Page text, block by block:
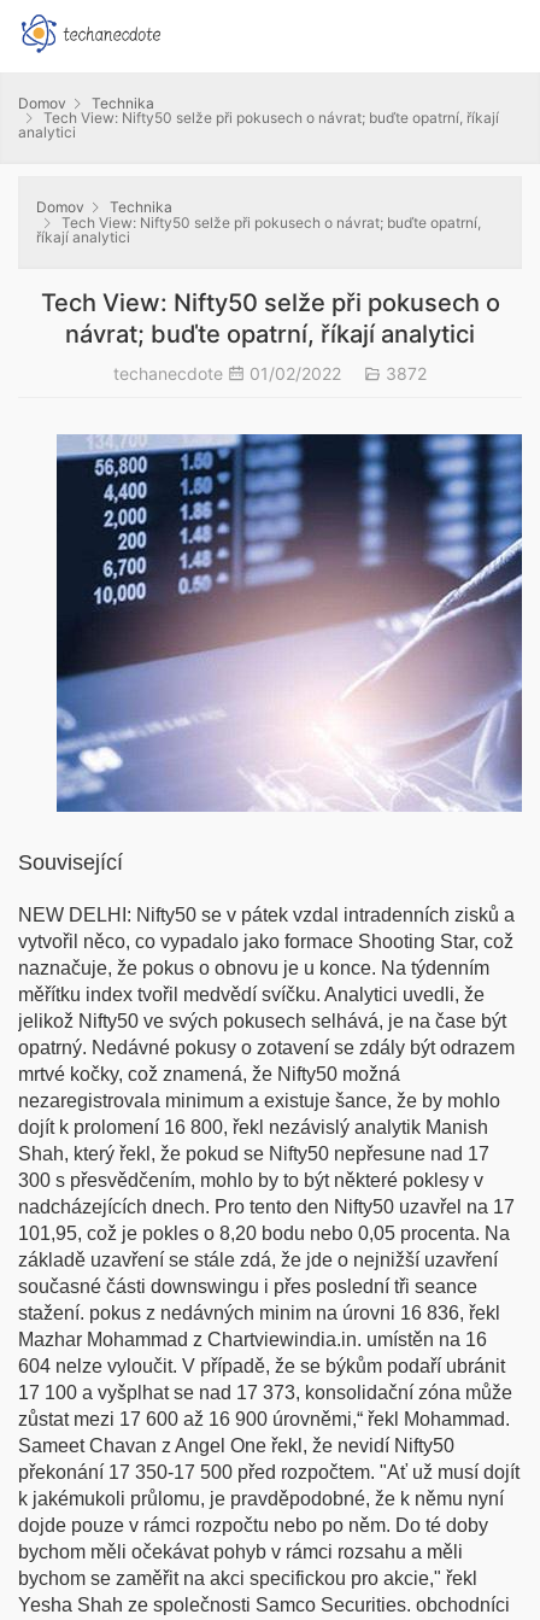
Domov
Technika
Tech View: Nifty50 selže při pokusech o návrat; buďte opatrní, říkají
analytici
Domov
Technika
Tech View: Nifty50 selže při pokusech o návrat; buďte opatrní,
říkají analytici
Tech View: Nifty50 selže při pokusech o
návrat; buďte opatrní, říkají analytici
techanecdote 01/02/2022 3872
Související
NEW DELHI: Nifty50 se v pátek vzdal intradenních zisků a
vytvořil něco, co vypadalo jako formace Shooting Star, což
naznačuje, že pokus o obnovu je u konce. Na týdenním
měřítku index tvořil medvědí svíčku. Analytici uvedli, že
jelikož Nifty50 ve svých pokusech selhává, je na čase být
opatrný. Nedávné pokusy o zotavení se zdály být odrazem
mrtvé kočky, což znamená, že Nifty50 možná
nezaregistrovala minimum a existuje šance, že by mohlo
dojít k prolomení 16 800, řekl nezávislý analytik Manish
Shah, který řekl, že pokud se Nifty50 nepřesune nad 17
300 s přesvědčením, mohlo by to být některé poklesy v
nadcházejících dnech. Pro tento den Nifty50 uzavřel na 17
101,95, což je pokles o 8,20 bodu nebo 0,05 procenta. Na
základě uzavření se stále zdá, že jde o nejnižší uzavření
současné části downswingu i přes poslední tři seance
stažení. pokus z nedávných minim na úrovni 16 836, řekl
Mazhar Mohammad z Chartviewindia.in. umístěn na 16
604 nelze vyloučit. V případě, že se býkům podaří ubránit
17 100 a vyšplhat se nad 17 373, konsolidační zóna může
zůstat mezi 17 600 až 16 900 úrovněmi,“ řekl Mohammad.
Sameet Chavan z Angel One řekl, že nevidí Nifty50
překonání 17 350-17 500 před rozpočtem. "Ať už musí dojít
k jakémukoli průlomu, je pravděpodobné, že k němu nyní
dojde pouze v rámci rozpočtu nebo po něm. Do té doby
bychom měli očekávat pohyb v rámci rozsahu a měli
bychom se zaměřit na akci specifickou pro akcie," řekl
Yesha Shah ze společnosti Samco Securities. obchodníci